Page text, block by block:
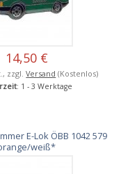
14,50 €
zzgl.Versand (Kostenlos)
: 1 - 3 Werktage
E-Lok ÖBB 1042 579
weiß*